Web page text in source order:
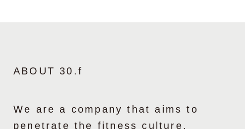
ABOUT 30.f
We are a company that aims to
penetrate the fitness culture.